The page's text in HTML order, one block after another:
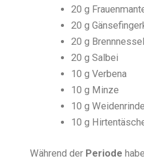
20 g
20 g
20 g Brennnessel
20 g Salbei
10 g Verbena
10 g Minze
10 g Weidenrinde
10 g
Während der Periode